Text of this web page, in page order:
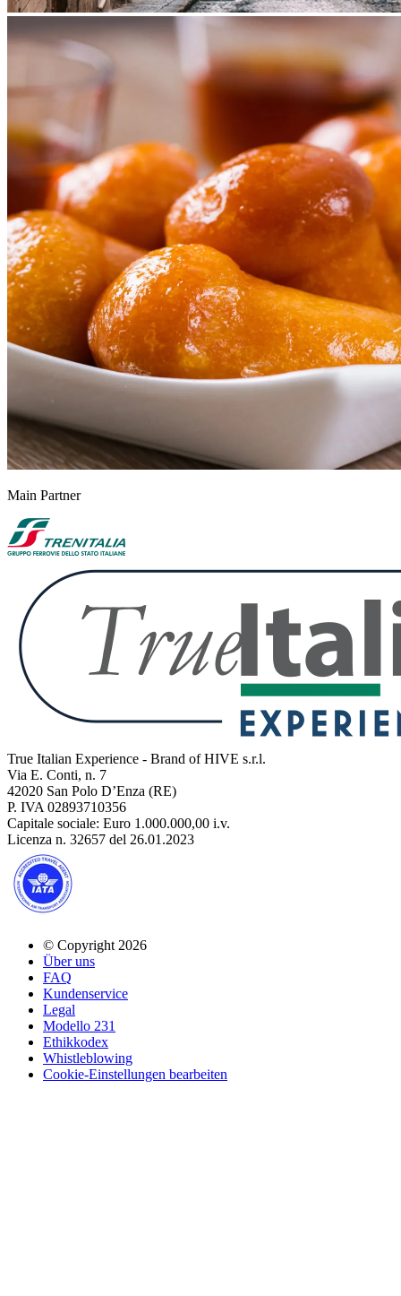
Main Partner
True Italian Experience - Brand of HIVE s.r.l.
Via E. Conti, n. 7
42020 San Polo D’Enza (RE)
P. IVA 02893710356
Capitale sociale: Euro 1.000.000,00 i.v.
Licenza n. 32657 del 26.01.2023
© Copyright 2026
Über uns
FAQ
Kundenservice
Legal
Modello 231
Ethikkodex
Whistleblowing
Cookie-Einstellungen bearbeiten